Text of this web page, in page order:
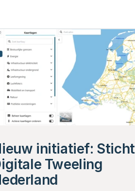
initiatief:
Tweeling